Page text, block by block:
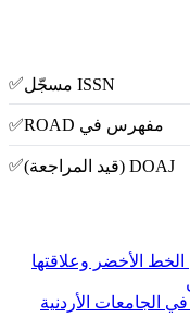
✅ ISSN مسجّل
✅ مفهرس في ROAD
✅ DOAJ (قيد المراجعة)
الأخضر وعلاقتها
الجامعات الأردنية